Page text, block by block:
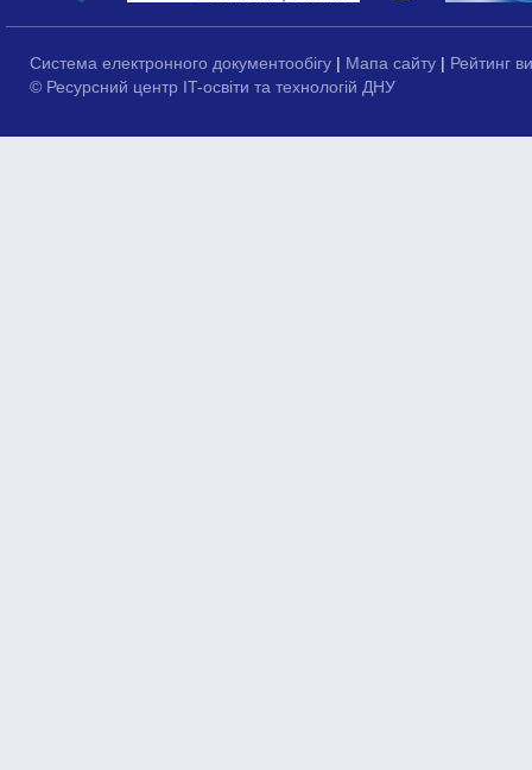
Система електронного документообігу | Мапа сайту | Рейтинг
© Ресурсний центр IT-освіти та технологій ДНУ